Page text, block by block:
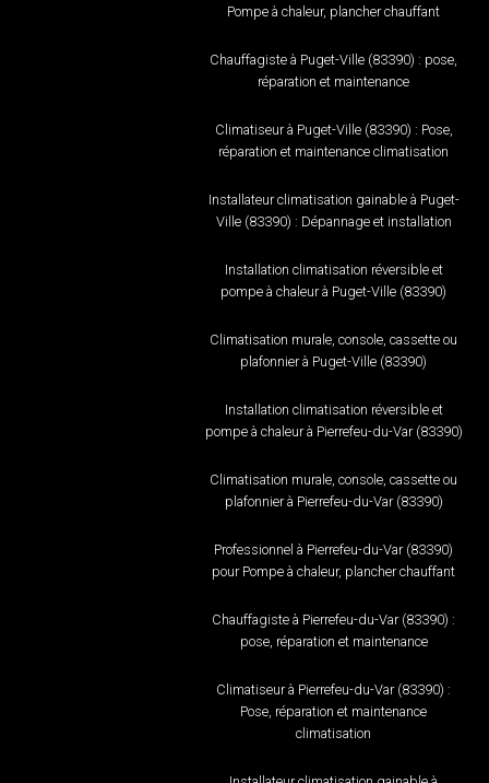
Pompe à chaleur, plancher chauffant
Chauffagiste à Puget-Ville (83390) : pose,
réparation et maintenance
Climatiseur à Puget-Ville (83390) : Pose,
réparation et maintenance climatisation
Installateur climatisation gainable à Puget-
Ville (83390) : Dépannage et installation
Installation climatisation réversible et
pompe à chaleur à Puget-Ville (83390)
Climatisation murale, console, cassette ou
plafonnier à Puget-Ville (83390)
Installation climatisation réversible et
pompe à chaleur à Pierrefeu-du-Var (83390)
Climatisation murale, console, cassette ou
plafonnier à Pierrefeu-du-Var (83390)
Professionnel à Pierrefeu-du-Var (83390)
pour Pompe à chaleur, plancher chauffant
Chauffagiste à Pierrefeu-du-Var (83390) :
pose, réparation et maintenance
Climatiseur à Pierrefeu-du-Var (83390) :
Pose, réparation et maintenance
climatisation